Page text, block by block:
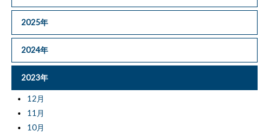
2025年
2024年
2023年
12月
11月
10月